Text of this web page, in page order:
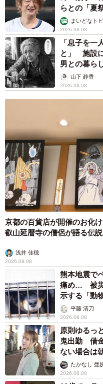
らとの「夏
まいどなト
2026.08.08
「息子を一
と」 施設
男との暮ら
から】山下 静香
2026.08.08
京都の百貨店が開催のお化
叡山延暦寺の僧侶が語る伝
浅井 佳穂
2026.08.08
熊本地震で
痛め… 被災
示する「動
平藤 清刀
2026.08.08
原則ゆるっ
鬼出勤 借
ない場合は
ストに取材
たかなし 亜
2026.08.08